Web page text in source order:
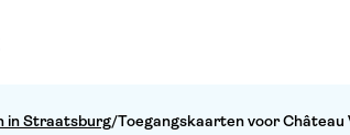
in Straatsburg/Toegangskaarten voor Château